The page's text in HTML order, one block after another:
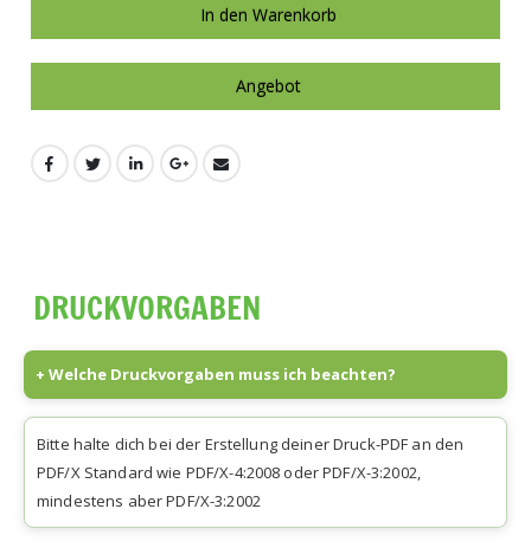
In den Warenkorb
Angebot
DRUCKVORGABEN
+ Welche Druckvorgaben muss ich beachten?
Bitte halte dich bei der Erstellung deiner Druck-PDF an den
PDF/X Standard wie PDF/X-4:2008 oder PDF/X-3:2002,
mindestens aber PDF/X-3:2002